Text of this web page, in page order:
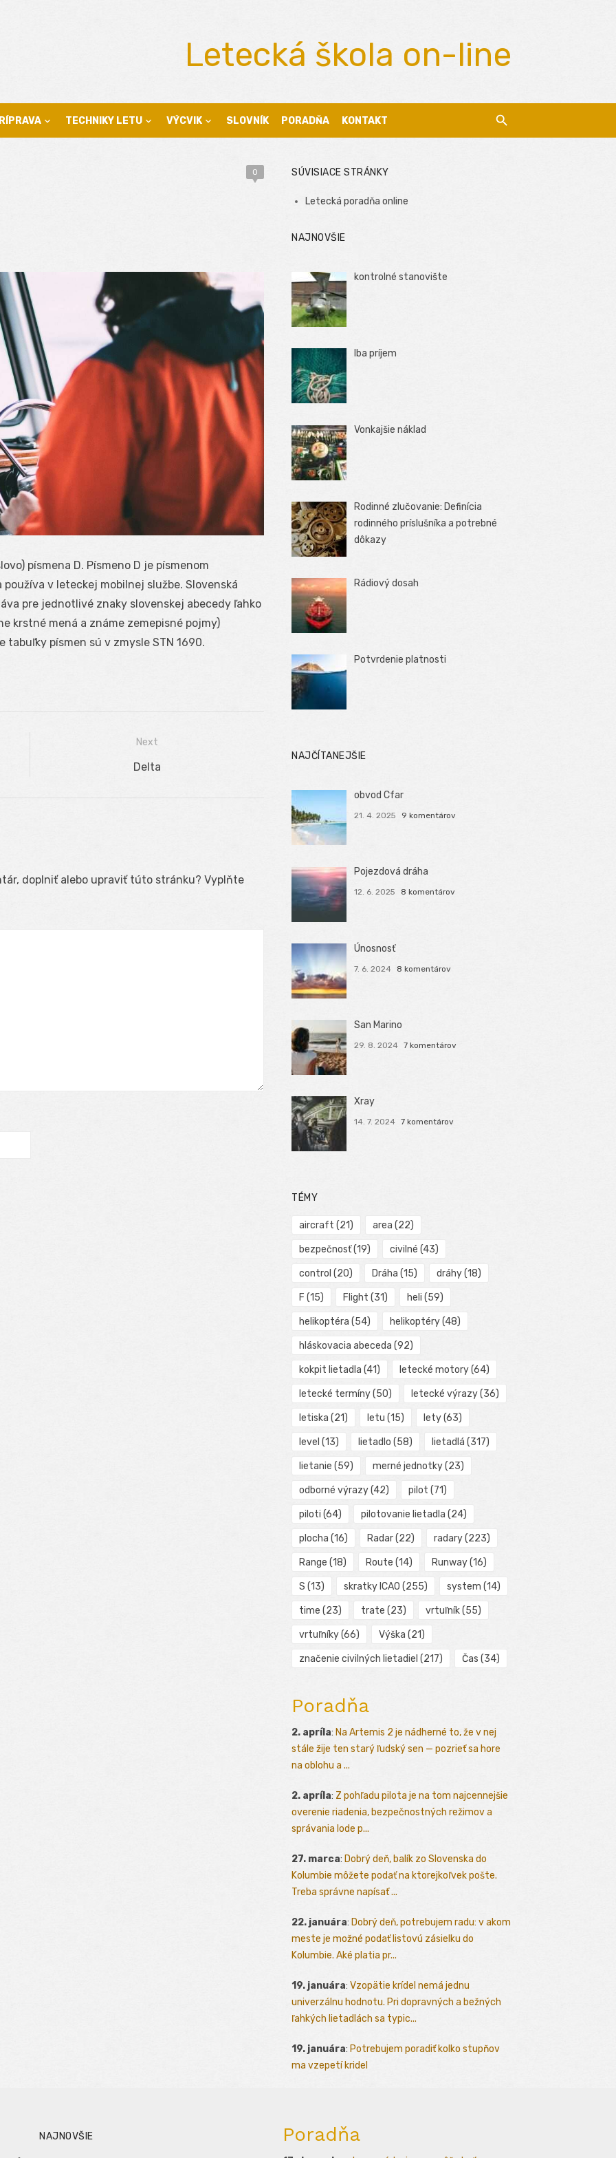
Letecká škola on-line
TECHNIKY LETU VÝCVIK SLOVNÍK PORADŇA KONTAKT
0
písmena D. Písmeno D je písmenom
v leteckej mobilnej službe. Slovenská
pre jednotlivé znaky slovenskej abecedy ľahko
krstné mená a známe zemepisné pojmy)
písmen sú v zmysle STN 1690.
Next
Next
Delta
doplniť alebo upraviť túto stránku? Vyplňte
SÚVISIACE STRÁNKY
Letecká poradňa online
NAJNOVŠIE
kontrolné stanovište
Iba príjem
Vonkajšie náklad
Rodinné zlučovanie: Definícia
rodinného príslušníka a potrebné
dôkazy
Rádiový dosah
Potvrdenie platnosti
NAJČÍTANEJŠIE
obvod Cfar
21. 4. 2025 9 komentárov
Pojezdová dráha
12. 6. 2025 8 komentárov
Únosnosť
7. 6. 2024 8 komentárov
San Marino
29. 8. 2024 7 komentárov
Xray
14. 7. 2024 7 komentárov
TÉMY
aircraft (21) area (22)
bezpečnosť(19) civilné (43)
control (20) Dráha (15) dráhy(18)
F (15) Flight (31) heli (59)
helikoptéra (54) helikoptéry(48)
hláskovacia abeceda (92)
kokpit lietadla (41) letecké motory(64)
letecké termíny(50) letecké výrazy(36)
letiska (21) letu (15) lety(63)
level (13) lietadlo (58) lietadlá (317)
lietanie (59) merné jednotky(23)
odborné výrazy(42) pilot (71)
piloti (64) pilotovanie lietadla (24)
plocha (16) Radar(22) radary(223)
Range (18) Route (14) Runway(16)
S (13) skratky ICAO (255) system (14)
time (23) trate (23) vrtuľník(55)
vrtuľníky(66) Výška (21)
značenie civilných lietadiel (217) Čas (34)
Poradňa
2. apríla: Na Artemis 2 je nádherné to, že v nej
stále žije ten starý ľudský sen — pozrieť sa hore
na oblohu a ...
2. apríla: Z pohľadu pilota je na tom najcennejšie
overenie riadenia, bezpečnostných režimov a
správania lode p...
27. marca: Dobrý deň, balík zo Slovenska do
Kolumbie môžete podať na ktorejkoľvek pošte.
Treba správne napísať ...
22. januára: Dobrý deň, potrebujem radu: v akom
meste je možné podať listovú zásielku do
Kolumbie. Aké platia pr...
19. januára: Vzopätie krídel nemá jednu
univerzálnu hodnotu. Pri dopravných a bežných
ľahkých lietadlách sa typic...
19. januára: Potrebujem poradiť kolko stupňov
ma vzepetí kridel
NAJNOVŠIE Poradňa